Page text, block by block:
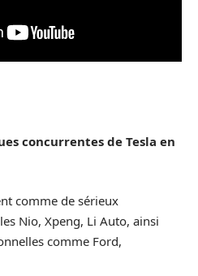
concurrentes de Tesla en
comme de sérieux
Nio, Xpeng, Li Auto, ainsi
comme Ford,